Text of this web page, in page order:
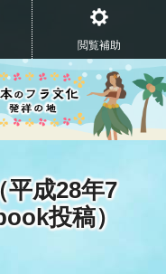
閲覧補助
平成28年7
投稿）